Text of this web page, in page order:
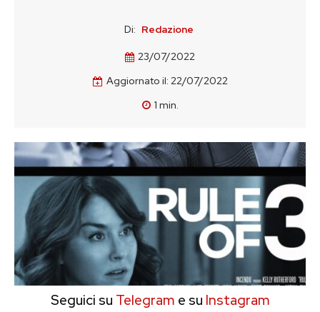
Di: Redazione
23/07/2022
Aggiornato il: 22/07/2022
1 min.
Seguici su Telegram e su Instagram